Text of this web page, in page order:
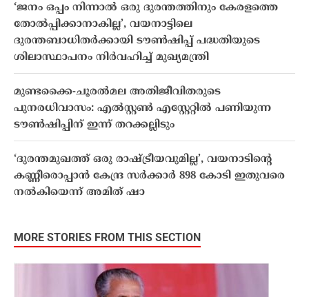
‘ജനം ഒപ്പം നിന്നാല്‍ ഒരു ദുരന്തത്തിനും കേരളത്തെ
തോല്‍പ്പിക്കാനാകില്ല’, വയനാട്ടിലെ
ദുരന്തബാധിതര്‍ക്കായി ടൗണ്‍ഷിപ്പ് പദ്ധതിയുടെ
ശിലാസ്ഥാപനം നിര്‍വഹിച്ച് മുഖ്യമന്ത്രി
മുണ്ടക്കൈ-ചൂരൽമല അതിജീവിതരുടെ
പുനരധിവാസം: എൽസ്റ്റൺ എസ്റ്റേറ്റിൽ പണിയുന്ന
ടൗൺഷിപ്പിന് ഇന്ന് തറക്കല്ലിടും
‘ദുരന്തമുഖത്ത് ഒരു രാഷ്ട്രീയവുമില്ല’, വയനാടിന്‍റെ
കണ്ണീരൊപ്പാൻ കേന്ദ്ര സർക്കാർ 898 കോടി ഇതുവരെ
നൽകിയെന്ന് അമിത് ഷാ
MORE STORIES FROM THIS SECTION